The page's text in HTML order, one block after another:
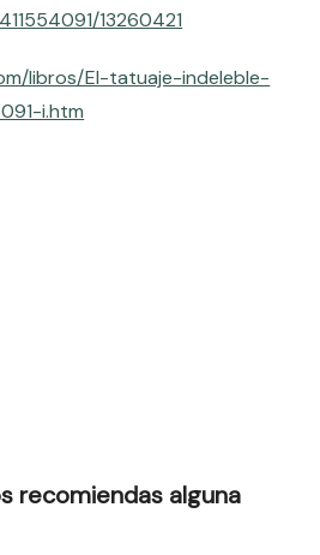
13260421
libros/El-tatuaje-indeleble-
i.htm
recomiendas alguna